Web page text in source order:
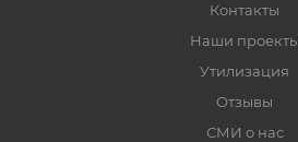
Контакты
Наши проекты
Утилизация
Отзывы
СМИ о нас